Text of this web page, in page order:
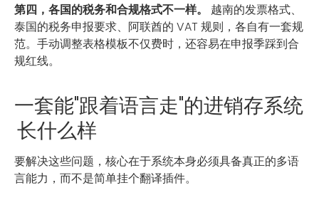
第四，各国的税务和合规格式不一样。
越南的发票格式、
泰国的税务申报要求、阿联酋的 VAT 规则，各自有一套规
范。手动调整表格模板不仅费时，还容易在申报季踩到合
规红线。
一套能"跟着语言走"的进销存系统
长什么样
要解决这些问题，核心在于系统本身必须具备真正的多语
言能力，而不是简单挂个翻译插件。